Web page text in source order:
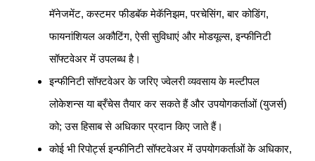
मॅनेजमेंट, कस्टमर फीडबॅक मेकॅनिझम, परचेसिंग, बार कोडिंग,
फायनांशियल अकौटिंग, ऐसी सुविधाएं और मोडयूल्स, इन्फीनिटी
सॉफ्टवेअर में उपलब्ध है।
इन्फीनिटी सॉफ्टवेअर के जरिए ज्वेलरी व्यवसाय के मल्टीपल
लोकेशन्स या ब्रँचेस तैयार कर सकते हैं और उपयोगकर्ताओं (युजर्स)
को; उस हिसाब से अधिकार प्रदान किए जाते हैं।
कोई भी रिपोर्ट्स इन्फीनिटी सॉफ्टवेअर में उपयोगकर्ताओं के अधिकार,